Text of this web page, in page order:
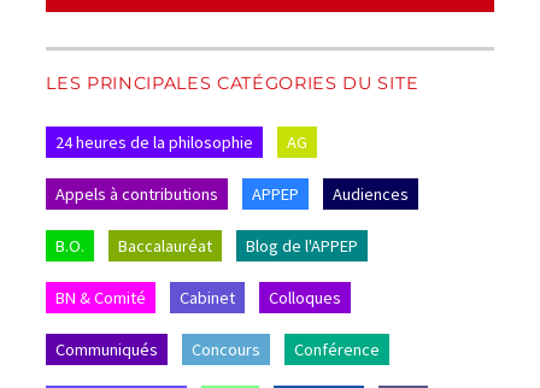
LES PRINCIPALES CATÉGORIES DU SITE
24 heures de la philosophie AG
Appels à contributions APPEP Audiences
B.O. Baccalauréat Blog de l'APPEP
BN & Comité Cabinet Colloques
Communiqués Concours Conférence